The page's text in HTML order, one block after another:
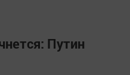
Путин